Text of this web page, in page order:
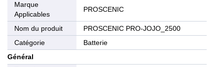
Marque
Applicables
PROSCENIC
Nom du produit
PROSCENIC PRO-JOJO_2500
Catégorie
Batterie
Général